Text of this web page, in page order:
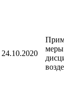
24.10.2020
меры